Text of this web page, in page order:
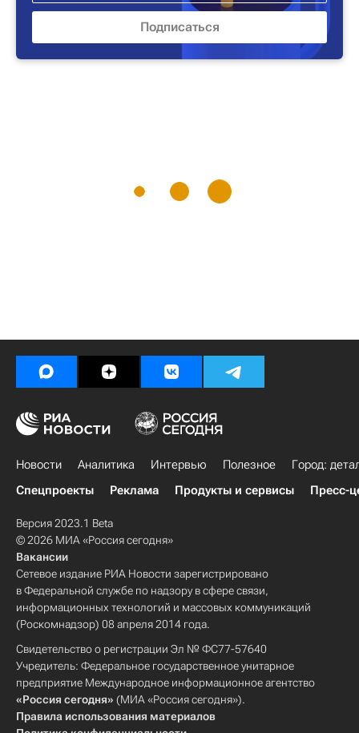
Новости Аналитика Интервью Полезное
Город:
Спецпроекты
Реклама Продукты и сервисы Пресс-
Версия 2023.1 Beta
© 2026 МИА «Россия сегодня»
Вакансии
Сетевое издание РИА Новости зарегистрировано
в Федеральной службе по надзору в сфере связи,
информационных технологий и массовых коммуникаций
(Роскомнадзор) 08 апреля 2014 года.
Свидетельство о регистрации Эл № ФС77-57640
Учредитель: Федеральное государственное унитарное
предприятие Международное информационное агентство
«Россия сегодня» (МИА «Россия сегодня»).
Правила использования материалов